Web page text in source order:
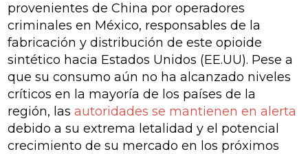
provenientes de China por operadores
criminales en México, responsables de la
fabricación y distribución de este opioide
sintético hacia Estados Unidos (EE.UU). Pese a
que su consumo aún no ha alcanzado niveles
críticos en la mayoría de los países de la
región, lasautoridades se mantienen en alerta
debido a su extrema letalidad y el potencial
crecimiento de su mercado en los próximos